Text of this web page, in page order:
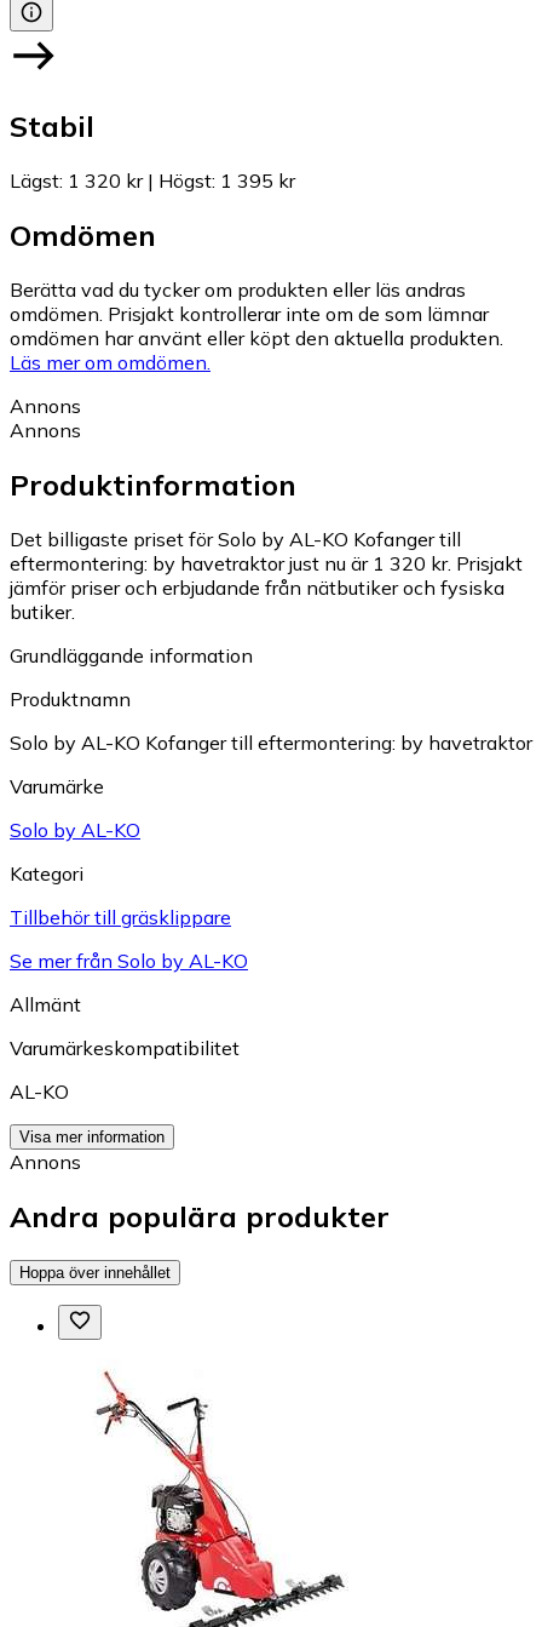
Stabil
Lägst: 1 320 kr| Högst: 1 395 kr
Omdömen
Berätta vad du tycker om produkten eller läs andras
omdömen. Prisjakt kontrollerar inte om de som lämnar
omdömen har använt eller köpt den aktuella produkten.
Läs mer om omdömen.
Annons
Annons
Produktinformation
Det billigaste priset för Solo by AL-KO Kofanger till
eftermontering: by havetraktor just nu är 1 320 kr. Prisjakt
jämför priser och erbjudande från nätbutiker och fysiska
butiker.
Grundläggande information
Produktnamn
Solo by AL-KO Kofanger till eftermontering: by havetraktor
Varumärke
Solo by AL-KO
Kategori
Tillbehör till gräsklippare
Se mer från Solo by AL-KO
Allmänt
Varumärkeskompatibilitet
AL-KO
Visa mer information
Annons
Andra populära produkter
Hoppa över innehållet